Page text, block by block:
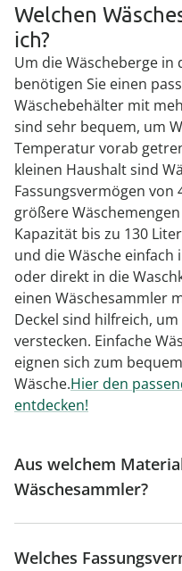
Welchen
ich?
Um die Wäscheberge
benötigen Sie einen
Wäschebehälter mit
sind sehr bequem, um
Temperatur vorab
kleinen Haushalt sind
Fassungsvermögen
größere
Kapazität bis zu 130
und die Wäsche einfach
oder direkt in die
einen Wäschesammler
Deckel sind hilfreich,
verstecken. Einfache
eignen sich zum
Wäsche.Hier den
entdecken!
Aus welchem
Wäschesammler?
Welches